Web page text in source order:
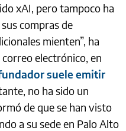
xAI, pero tampoco ha
compras de
mienten”, ha
electrónico, en
suele emitir
no ha sido un
de que se han visto
a su sede en Palo Alto